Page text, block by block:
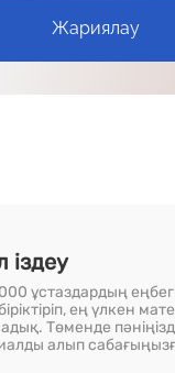
Жариялау
іздеу
ұстаздардың
ең үлкен
Төменде
алып